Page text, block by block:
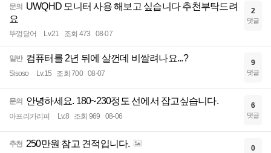
문의 UWQHD 모니터 사용 해보고 싶습니다 추천부탁드려
요
뚜껑닫어 Lv.21 조회 473 08-07
2
댓글
일반 컴퓨터를 2년 뒤에 살껀데 비쌀려나요...?
Sisoso Lv.15 조회 700 08-07
9
댓글
문의 안녕하세요. 180~230정도 선에서 잡고싶습니다.
아프리카리퍼 Lv.8 조회 969 08-06
6
댓글
추천 250만원 참고 견적입니다. 0